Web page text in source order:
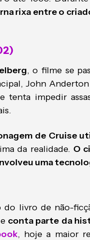
rixa entre o
, o filme se
John
tenta impedir
de Cruise
da realidade. O
uma
do livro de não-
conta parte da
, hoje a maior